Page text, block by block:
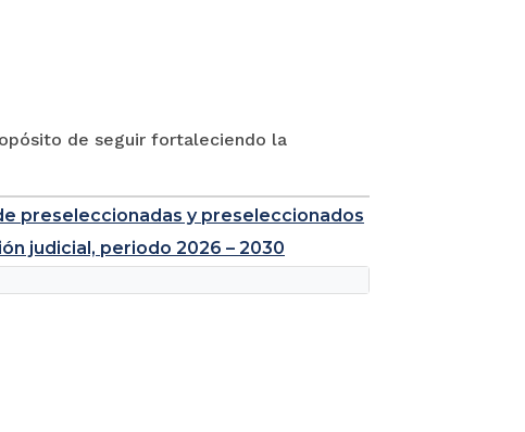
de seguir fortaleciendo la
preseleccionadas y preseleccionados
judicial, periodo 2026 – 2030